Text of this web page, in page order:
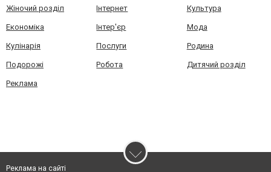
Жіночий розділ Інтернет Культура
Економіка Інтер'єр Мода
Кулінарія Послуги Родина
Подорожі Робота Дитячий розділ
Реклама
Реклама на сайті